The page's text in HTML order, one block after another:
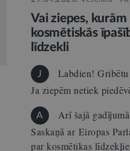
Vai ziepes,
kosmētiskās
līdzekli
J
Labdien!
Ja ziepēm netiek
A
Arī šajā
Saskaņā ar Eiropas
par kosmētikas